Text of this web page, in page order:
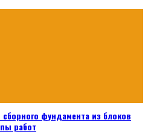
фундамента из блоков
работ